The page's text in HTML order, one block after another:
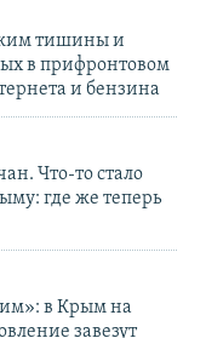
тишины и
в прифронтовом
и бензина
Что-то стало
где же теперь
в Крым на
завезут